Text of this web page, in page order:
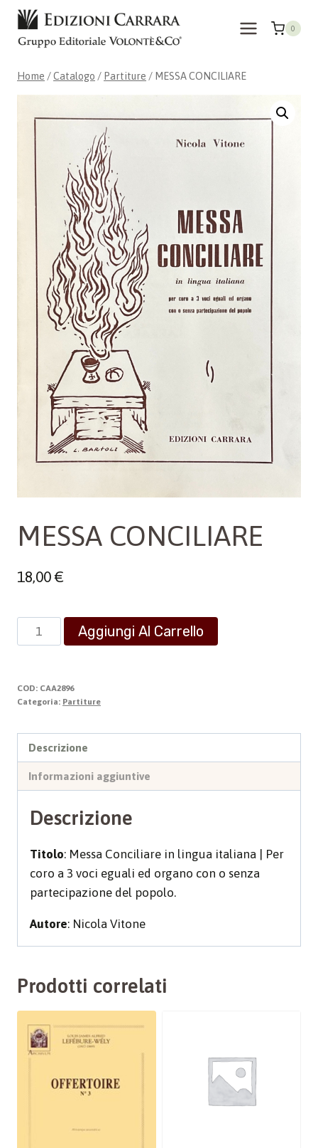
Salta
contenuto
0
Home /Catalogo / Partiture / MESSA CONCILIARE
MESSA CONCILIARE
18,00€
MESSA
CONCILIARE
Aggiungi Al Carrello
COD: CAA2896
Categoria: Partiture
Descrizione
Informazioni aggiuntive
Descrizione
Titolo: Messa Conciliare in lingua italiana | Per
coro a 3 voci eguali ed organo con o senza
partecipazione del popolo.
Autore: Nicola Vitone
Prodotti correlati